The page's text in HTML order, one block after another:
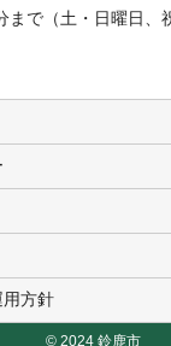
まで（土・日曜日、
用方針
© 2024 鈴鹿市